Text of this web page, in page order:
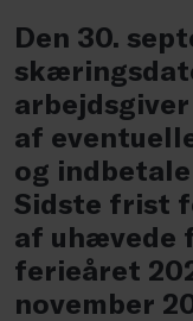
Den 30.
af
og
Sidste frist
af uhævede
ferieåret
november